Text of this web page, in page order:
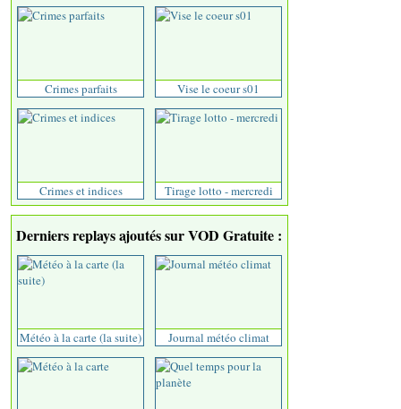
Crimes parfaits Vise le coeur s01
Crimes et indices Tirage lotto - mercredi
Derniers replays ajoutés sur VOD Gratuite :
Météo à la carte (la suite) Journal météo climat